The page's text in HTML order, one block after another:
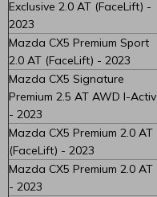
Exclusive 2.0 AT (FaceLift) -
2023
Mazda CX5 Premium Sport
2.0 AT (FaceLift) - 2023
Mazda CX5 Signature
Premium 2.5 AT AWD I-Activ
- 2023
Mazda CX5 Premium 2.0 AT
(FaceLift) - 2023
Mazda CX5 Premium 2.0 AT
- 2023